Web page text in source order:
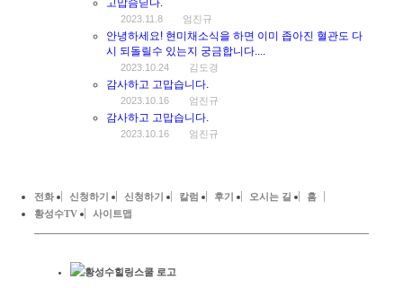
2023.11.8 엄진규
안녕하세요! 현미채소식을 하면 이미 좁아진 혈관도 다
시 되돌릴수 있는지 궁금합니다....
2023.10.24 김도경
감사하고 고맙습니다.
2023.10.16 엄진규
감사하고 고맙습니다.
2023.10.16 엄진규
전화 신청하기 신청하기 칼럼 후기 오시는 길
홈
황성수TV
사이트맵